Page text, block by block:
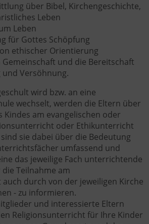
über Bibel, Kirchengeschichte,
Leben
Leben
für Gottes Schöpfung
ethischer Orientierung
Gemeinschaft und die Bereitschaft
und Versöhnung.
wird bzw. an eine
wechselt, werden die Eltern über
Kindes am evangelischen oder
oder Ethikunterricht
sie dabei über die Bedeutung
umfassend und
das jeweilige Fach unterrichtende
Teilnahme am
durch von der jeweiligen Kirche
- zu informieren.
und interessierte Eltern
Religionsunterricht für Ihre Kinder